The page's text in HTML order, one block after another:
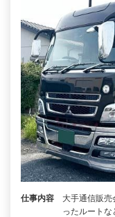
仕事内容
大手通信販売
ったルート